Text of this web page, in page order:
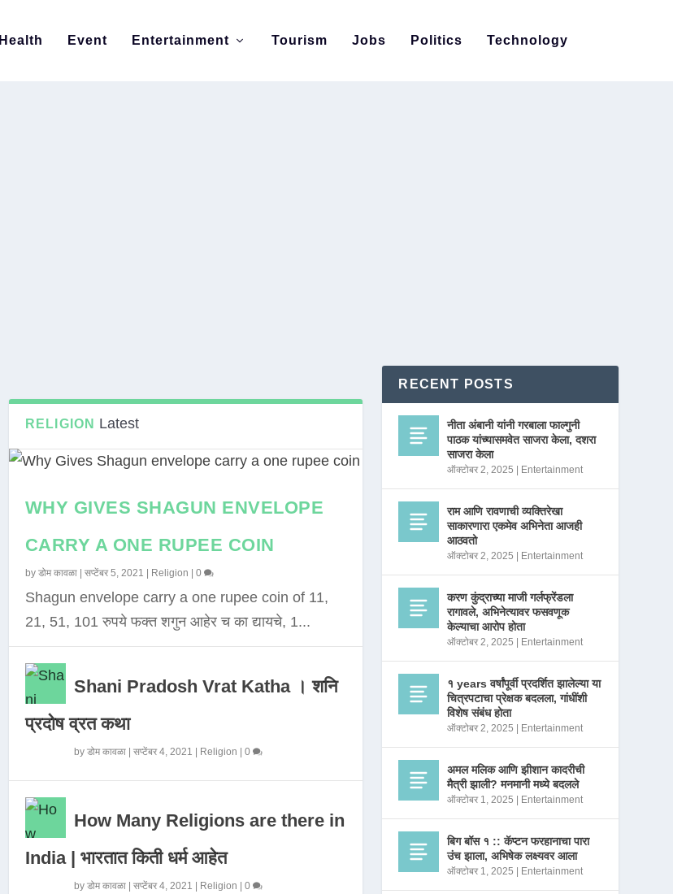
Health Event Entertainment Tourism Jobs Politics Technology
RELIGION Latest
WHY GIVES SHAGUN ENVELOPE
CARRY A ONE RUPEE COIN
by डोम कावळा| सप्टेंबर 5, 2021 Religion 0
Shagun envelope carry a one rupee coin of 11,
21, 51, 101 रुपये फक्त शगुन आहेर च का द्यायचे, 1...
Shani Pradosh Vrat Katha । शनि
प्रदोष व्रत कथा
by डोम कावळा| सप्टेंबर 4, 2021 Religion 0
How Many Religions are there in
India | भारतात किती धर्म आहेत
by डोम कावळा| सप्टेंबर 4, 2021 Religion 0
RECENT POSTS
नीता अंबानी यांनी गरबाला फाल्गुनी
पाठक यांच्यासमवेत साजरा केला, दशरा
साजरा केला
ऑक्टोबर 2, 2025 Entertainment
राम आणि रावणाची व्यक्तिरेखा
साकारणारा एकमेव अभिनेता आजही
आठवतो
ऑक्टोबर 2, 2025 Entertainment
करण कुंद्राच्या माजी गर्लफ्रेंडला
रागावले, अभिनेत्यावर फसवणूक
केल्याचा आरोप होता
ऑक्टोबर 2, 2025 Entertainment
१ years वर्षांपूर्वी प्रदर्शित झालेल्या या
चित्रपटाचा प्रेक्षक बदलला, गांधींशी
विशेष संबंध होता
ऑक्टोबर 2, 2025 Entertainment
अमल मलिक आणि झीशान कादरीची
मैत्री झाली? मनमानी मध्ये बदलले
ऑक्टोबर 1, 2025 Entertainment
बिग बॉस १ :: कॅप्टन फरहानाचा पारा
उंच झाला, अभिषेक लक्ष्यवर आला
ऑक्टोबर 1, 2025 Entertainment